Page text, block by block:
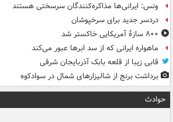
ونس: ایرانی‌ها مذاکره‌کنندگان سرسختی هستند
دردسر جدید برای سرخپوشان
۸۰۰ سازۀ آمریکایی خاکستر شد
ماهواره ایرانی که از سد ابرها عبور می‌کند
قابی زیبا از قلعه بابک آذربایجان شرقی
برداشت برنج از شالیزارهای شمال در سوادکوه
حوادث